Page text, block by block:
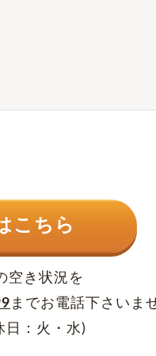
こちら
空き状況を
までお電話下さいま
：火・水)